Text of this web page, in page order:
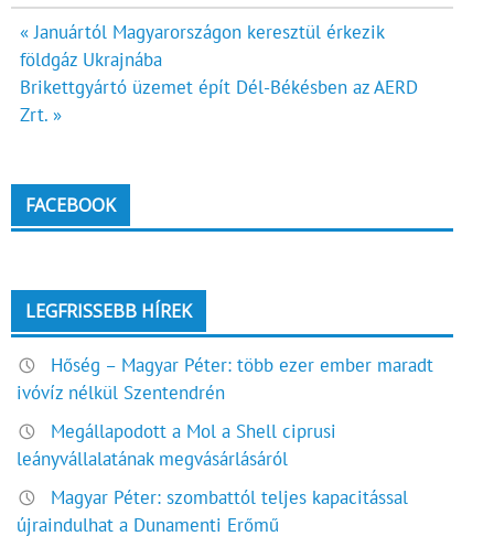
Bejegyzés
navigáció
« Januártól Magyarországon keresztül érkezik
földgáz Ukrajnába
Brikettgyártó üzemet épít Dél-Békésben az AERD
Zrt. »
FACEBOOK
LEGFRISSEBB HÍREK
Hőség – Magyar Péter: több ezer ember maradt
ivóvíz nélkül Szentendrén
Megállapodott a Mol a Shell ciprusi
leányvállalatának megvásárlásáról
Magyar Péter: szombattól teljes kapacitással
újraindulhat a Dunamenti Erőmű